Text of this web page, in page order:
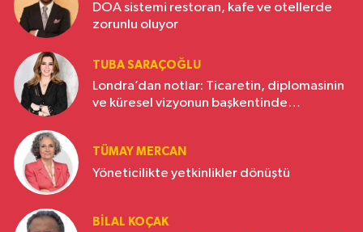
DOA sistemi restoran, kafe ve otellerde
zorunlu oluyor
TUBA SARAÇOĞLU
Londra’dan notlar: Ticaretin, diplomasinin
ve küresel vizyonun başkentinde
TÜMAY MERCAN
Yöneticilikte yetkinlikler dönüştü
BILAL KOÇAK